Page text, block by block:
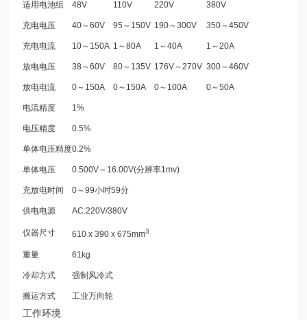
适用电池组 48V 110V 220V 380V
充电电压 40～60V 95～150V 190～300V 350～450V
充电电流 10～150A 1～80A 1～40A 1～20A
放电电压 38～60V 80～135V 176V～270V 300～460V
放电电流 0～150A 0～150A 0～100A 0～50A
电流精度 1%
电压精度 0.5%
单体电压精度0.2%
单体电压 0.500V～16.00V(分辨率1mv)
充放电时间 0～99小时59分
供电电源 AC:220V/380V
仪器尺寸 610 x 390 x 675mm3
重量 61kg
冷却方式 强制风冷式
搬运方式 工业万向轮
工作环境